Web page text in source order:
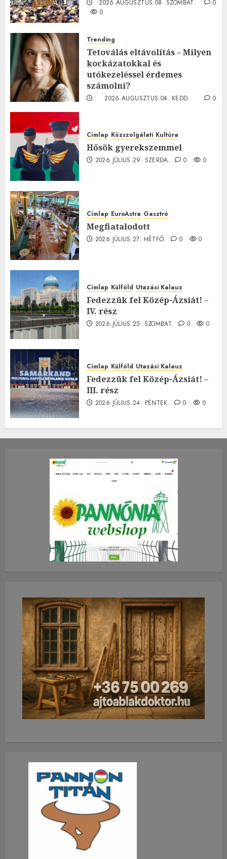
2026.AUGUSZTUS.08. SZOMBAT.
0
0
Trending
Tetoválás eltávolítás – Milyen
kockázatokkal és
utókezeléssel érdemes
számolni?
2026.AUGUSZTUS.04. KEDD.
0
Címlap Közszolgálati Kultúra
Hősök gyerekszemmel
2026.JÚLIUS.29. SZERDA. 0 0
Címlap EuroAstra Gasztró
Megfiatalodott
2026.JÚLIUS.27. HÉTFŐ. 0 0
Címlap Külföld Utazási Kalauz
Fedezzük fel Közép-Ázsiát! –
IV. rész
2026.JÚLIUS.25. SZOMBAT. 0 0
Címlap Külföld Utazási Kalauz
Fedezzük fel Közép-Ázsiát! –
III. rész
2026.JÚLIUS.24. PÉNTEK. 0 0